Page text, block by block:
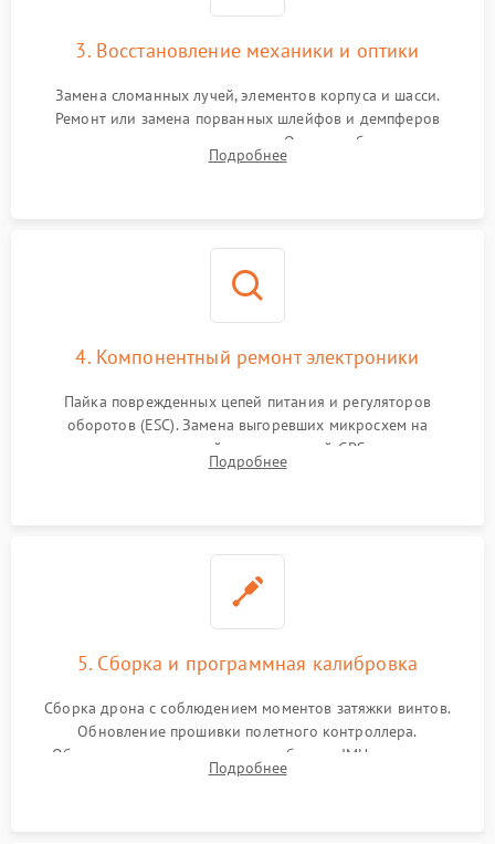
3. Восстановление механики и оптики
Замена сломанных лучей, элементов корпуса и шасси.
Ремонт или замена порванных шлейфов и демпферов
трехосевого подвеса камеры. Очистка объектива,
восстановление механизма фокусировки. Установка новых
Подробнее
4. Компонентный ремонт электроники
Пайка поврежденных цепей питания и регуляторов
оборотов (ESC). Замена выгоревших микросхем на
материнской плате, модулей GPS
Подробнее
5. Сборка и программная калибровка
Сборка дрона с соблюдением моментов затяжки винтов.
Обновление прошивки полетного контроллера.
Обязательная программная калибровка IMU-сенсоров,
компаса, датчиков позиционирования и горизонта подвеса
Подробнее